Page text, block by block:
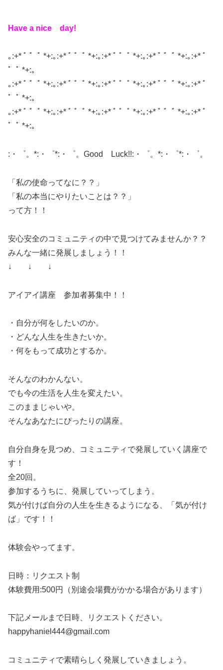
Have a nice day!
｡:+* ﾟ ゜ﾟ *+:｡:+* ﾟ ゜ﾟ *+:｡:+* ﾟ ゜ﾟ *+:｡:+* ﾟ ゜ﾟ *+:｡:+* ﾟ
゜ﾟ *+:｡
｡:+* ﾟ ゜ﾟ *+:｡:+* ﾟ ゜ﾟ *+:｡:+* ﾟ ゜ﾟ *+:｡:+* ﾟ ゜ﾟ *+:｡:+* ﾟ
゜ﾟ *+:｡
｡:+* ﾟ ゜ﾟ *+:｡:+* ﾟ ゜ﾟ *+:｡:+* ﾟ ゜ﾟ *+:｡:+* ﾟ ゜ﾟ *+:｡:+* ﾟ
゜ﾟ *+:｡
:・゜。*:・゜*:・゜。Good Luck!!:・゜。*:・゜*:・゜。
「私の使命ってなに？？」
「私の本当にやりたいことは？？」
って方！！
安心安全のコミュニティの中で見つけてみませんか？？
みんな一緒に発展しましょう！！
↓ ↓ ↓
アイアイ講座 参加者募集中！！
・自分が何をしたいのか。
・どんな人生を生きたいか。
・何をもって成功とするか。
そんなのわかんない。
でも今の生活を人生を変えたい。
このままじゃいや。
そんなあなたにぴったりの講座。
自分自身を見つめ、コミュニティで発展していく講座で
す！
全20回。
参加するうちに、発展していってしまう。
気が付けば自分の人生を生きるようになる、「気が付け
ば」です！！
体験会やってます。
日時：リクエスト制
体験費用:500円（別途会場費がかかる場合があります）
下記メールまで日時、リクエストください。
happyhaniel444@gmail.com
コミュニティで素晴らしく発展していきましょう。